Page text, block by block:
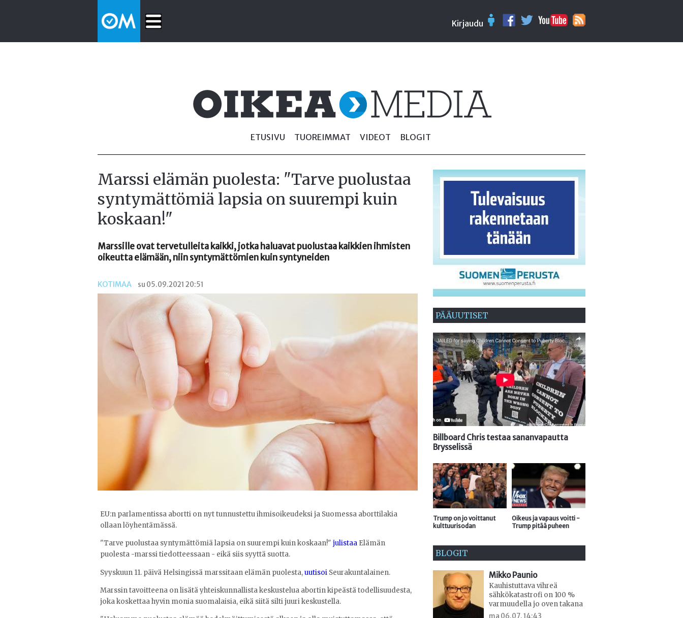
Kirjaudu
ETUSIVU TUOREIMMAT VIDEOT BLOGIT
Marssi elämän puolesta: "Tarve puolustaa
syntymättömiä lapsia on suurempi kuin
koskaan!"
Marssille ovat tervetulleita kaikki, jotka haluavat puolustaa kaikkien ihmisten
oikeutta elämään, niin syntymättömien kuin syntyneiden
KOTIMAA su 05.09.2021 20:51
EU:n parlamentissa abortti on nyt tunnustettu ihmisoikeudeksi ja Suomessa aborttilakia
ollaan löyhentämässä.
"Tarve puolustaa syntymättömiä lapsia on suurempi kuin koskaan!" julistaa Elämän
puolesta -marssi tiedotteessaan - eikä siis syyttä suotta.
Syyskuun 11. päivä Helsingissä marssitaan elämän puolesta,uutisoi Seurakuntalainen.
Marssin tavoitteena on lisätä yhteiskunnallista keskustelua abortin kipeästä todellisuudesta,
joka koskettaa hyvin monia suomalaisia, eikä siitä silti juuri keskustella.
PÄÄUUTISET
Billboard Chris testaa sananvapautta
Brysselissä
Trump on jo voittanut
kulttuurisodan
Oikeus ja vapaus voitti -
Trump pitää puheen
BLOGIT
Mikko Paunio
Kauhistuttava vihreä
sähkökatastrofi on 100 %
varmuudella jo oven takana
ma 06.07. 14:43